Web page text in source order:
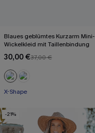
Blaues geblümtes Kurzarm Mini-
Wickelkleid mit Taillenbindung
30,00 €37,00 €
X-Shape
-21%